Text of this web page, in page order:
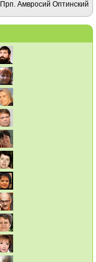
Прп. Амвросий Оптинский